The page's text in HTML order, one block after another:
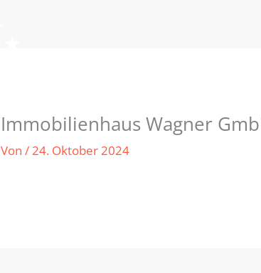
Immobilienhaus Wagner
Von/24. Oktober 2024